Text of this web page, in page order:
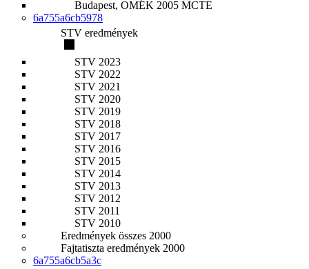
Budapest, OMÉK 2005 MCTE
6a755a6cb5978
STV eredmények
STV 2023
STV 2022
STV 2021
STV 2020
STV 2019
STV 2018
STV 2017
STV 2016
STV 2015
STV 2014
STV 2013
STV 2012
STV 2011
STV 2010
Eredmények összes 2000
Fajtatiszta eredmények 2000
6a755a6cb5a3c